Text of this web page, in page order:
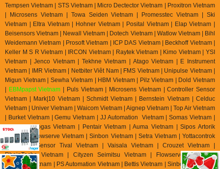
Tempsen Vietnam | STS Vietnam | Micro Dectector Vietnam | Proxitron Vietnam
| Microsens Vietnam | Towa Seiden Vietnam | Promesstec Vietnam | Ski
Vietnam | Eltra Vietnam | Hohner Vietnam | Posital Vietnam | Elap Vietnam |
Beisensors Vietnam | Newall Vietnam | Dotech Vietnam | Watlow Vietnam | Bihl
Weidemann Vietnam | Prosoft Vietnam | ICP DAS Vietnam | Beckhoff Vietnam |
Keller M S R Vietnam | IRCON Vietnam | Raytek Vietnam | Kimo Vietnam | YSI
Vietnam | Jenco Vietnam | Tekhne Vietnam | Atago Vietnam | E Instrument
Vietnam | IMR Vietnam | Netbiter Viêt Nam | FMS Vietnam | Unipulse Vietnam |
Migun Vietnam | Sewha Vietnam | HBM Vietnam | Pilz Vietnam | Dold Vietnam
| EBMpapst Vietnam | Puls Vietnam | Microsens Vietnam | Controller Sensor
Vietnam | Mark|10 Vietnam | Schmidt Vietnam | Bernstein Vietnam | Celduc
Vietnam | Univer Vietnam | Waicom Vietnam | Aignep Vietnam | Top Air Vietnam
| Burket Vietnam |Gemu Vietnam | JJ Automation Vietnam | Somas Vietnam |
Delta Elektrogas Vietnam | Pentair Vietnam | Auma Vietnam | Sipos Artorik
Vietnam | Flowserve Vietnam | Sinbon Vietnam | Setra Vietnam | Yottacontrok
Vietnam | Sensor Tival Vietnam | Vaisala Vietnam | Crouzet Vietnam |
RheinTacho Vietnam | Cityzen Seimitsu Vietnam | Flowserve Vietnam |
Greatork Vietnam | PS Automation Vietnam | Bettis Vietnam | Sinbon Vietnam |